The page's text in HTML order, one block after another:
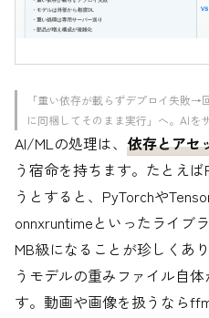
「重い依存が載らずデプロイ失敗→
に同梱してそのまま実行」へ。AIを
AI/MLの処理は、 依存とアセ
う宿命を持ちます。たとえ
うとすると、PyTorchや
onnxruntimeといったライブ
MB級になることが珍しくあ
うモデルの重みファイル自
す。動画や画像を扱うなら